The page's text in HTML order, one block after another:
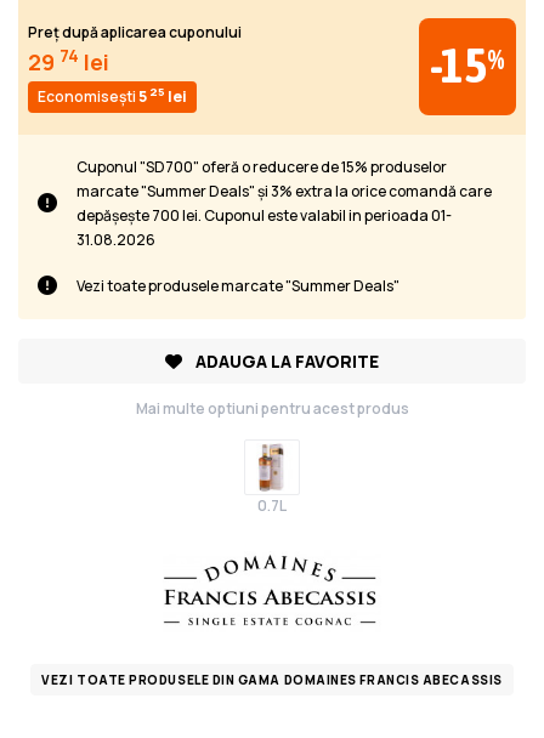
Preț după aplicarea cuponului
29 74 lei
Economisești5 25 lei
-15%
Cuponul "SD700" oferă o reducere de 15% produselor
marcate "Summer Deals" și 3% extra la orice comandă care
depășește 700 lei. Cuponul este valabil in perioada 01-
31.08.2026
Vezi toate produsele marcate "Summer Deals"
ADAUGA LA FAVORITE
Mai multe optiuni pentru acest produs
0.7L
VEZI TOATE PRODUSELE DIN GAMA DOMAINES FRANCIS ABECASSIS